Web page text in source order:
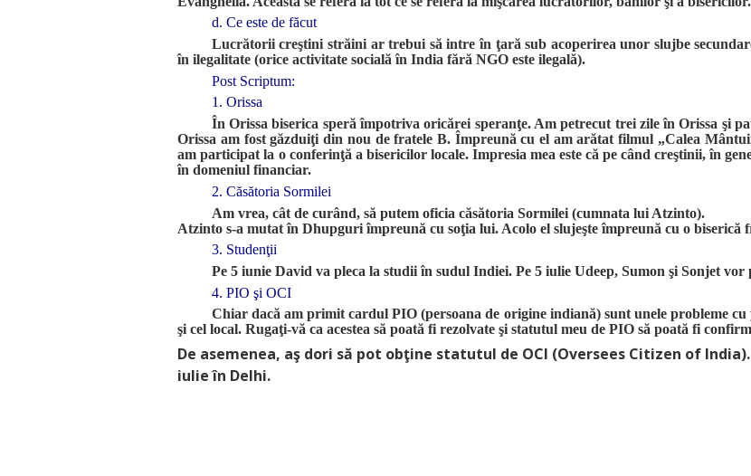
d. Ce este de făcut
Lucrătorii creştini străini ar trebui să intre în ţară sub acoperirea unor slujbe
în ilegalitate (orice activitate socială în India fără NGO este ilegală).
Post Scriptum:
1. Orissa
În Orissa biserica speră împotriva oricărei speranţe. Am petrecut trei zile în Orissa şi
Orissa am fost găzduiţi din nou de fratele B. Împreună cu el am arătat filmul „Calea
am participat la o conferinţă a bisericilor locale. Impresia mea este că pe când creştinii, în
în domeniul financiar.
2. Căsătoria Sormilei
Am vrea, cât de curând, să putem oficia căsătoria Sormilei (cumnata lui Atzinto).
Atzinto s-a mutat în Dhupguri împreună cu soţia lui. Acolo el slujeşte împreună cu o biserică
3. Studenţii
Pe 5 iunie David va pleca la studii în sudul Indiei. Pe 5 iulie Udeep, Sumon şi Sonjet vor
4. PIO şi OCI
Chiar dacă am primit cardul PIO (persoana de origine indiană) sunt unele probleme
şi cel local. Rugaţi-vă ca acestea să poată fi rezolvate şi statutul meu de PIO să poată fi
De asemenea, aş dori să pot obţine statutul de OCI (Oversees Citizen of
iulie în Delhi.